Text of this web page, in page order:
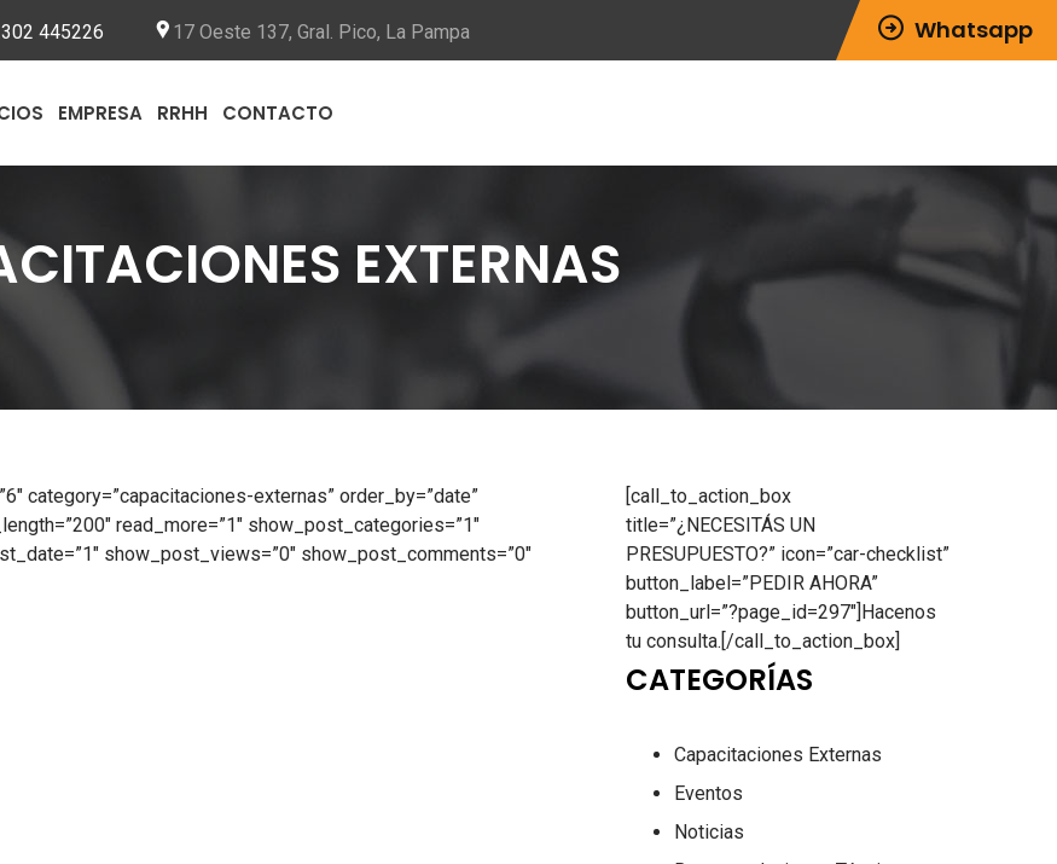
Whatsapp
445226 17 Oeste 137, Gral. Pico, La Pampa
EMPRESA RRHH CONTACTO
EXTERNAS
category=”capacitaciones-externas” order_by=”date”
read_more=”1″ show_post_categories=”1″
show_post_views=”0″ show_post_comments=”0″
[call_to_action_box
title=”¿NECESITÁS UN
PRESUPUESTO?” icon=”car-checklist”
button_label=”PEDIR AHORA”
button_url=”?page_id=297″]Hacenos
tu consulta.[/call_to_action_box]
CATEGORÍAS
Capacitaciones Externas
Eventos
Noticias